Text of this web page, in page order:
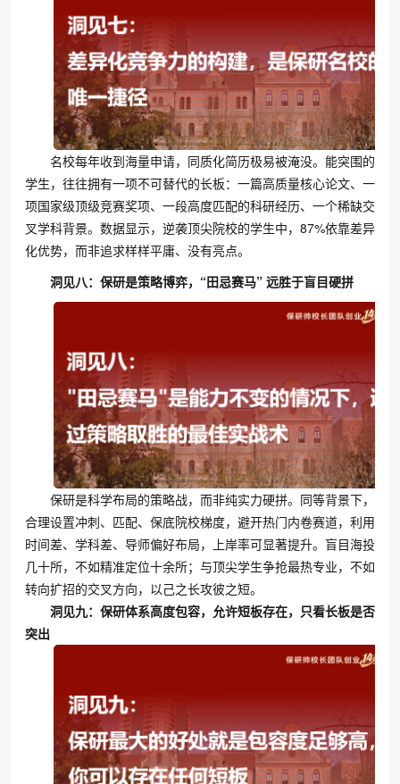
名校每年收到海量申请，同质化简历极易被淹没。能突围的
学生，往往拥有一项不可替代的长板：一篇高质量核心论文、一
项国家级顶级竞赛奖项、一段高度匹配的科研经历、一个稀缺交
叉学科背景。数据显示，逆袭顶尖院校的学生中，87%依靠差异
化优势，而非追求样样平庸、没有亮点。
洞见八：保研是策略博弈，“田忌赛马” 远胜于盲目硬拼
保研是科学布局的策略战，而非纯实力硬拼。同等背景下，
合理设置冲刺、匹配、保底院校梯度，避开热门内卷赛道，利用
时间差、学科差、导师偏好布局，上岸率可显著提升。盲目海投
几十所，不如精准定位十余所；与顶尖学生争抢最热专业，不如
转向扩招的交叉方向，以己之长攻彼之短。
洞见九：保研体系高度包容，允许短板存在，只看长板是否
突出